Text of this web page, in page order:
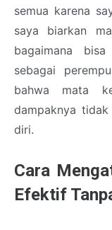
semua karena
saya biarkan
bagaimana
sebagai
bahwa mata
dampaknya
diri.
Cara
Efektif